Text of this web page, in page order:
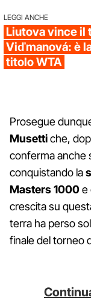
LEGGI ANCHE
Liutova vince il
Viďmanová: è
titolo WTA
Prosegue
Musettiche,
conferma anche
conquistando la
Masters 1000e
crescita su
terra ha perso
finale del torneo